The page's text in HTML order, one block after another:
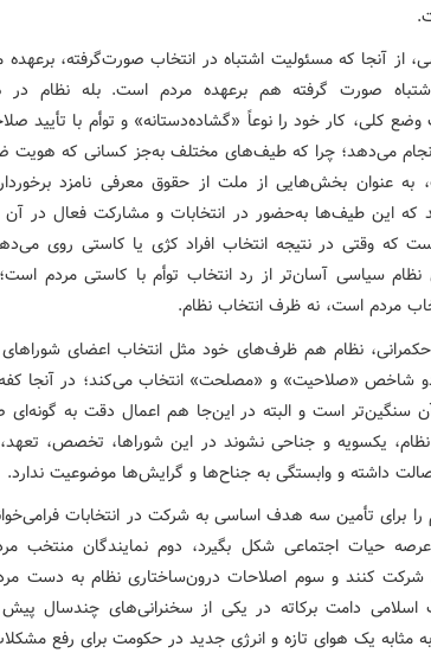
از آنجا که مسئولیت اشتباه در انتخاب صورت‌گرفته، برعهده
صورت گرفته هم برعهده مردم است. بله نظام در
کلی، کار خود را نوعاً «گشاده‌دستانه» و توأم با تأیید
می‌دهد؛ چرا که طیف‌های مختلف به‌جز کسانی که هویت
به عنوان بخش‌هایی از ملت از حقوق معرفی نامزد
که این طیف‌ها به‌حضور در انتخابات و مشارکت فعال در
که وقتی در نتیجه انتخاب افراد کژی یا کاستی روی
نظام سیاسی آسان‌تر از رد انتخاب توأم با کاستی مردم
مردم است، نه ظرف انتخاب نظام.
نظام هم ظرف‌های خود مثل انتخاب اعضای شوراهای
دو شاخص «صلاحیت» و «مصلحت» انتخاب می‌کند؛ در آنجا
سنگین‌تر است و البته در این‌جا هم اعمال دقت به
یکسویه و جناحی نشوند در این شوراها، تخصص،
داشته و وابستگی به جناح‌ها و گرایش‌ها موضوعیت ندارد.
برای تأمین سه هدف اساسی به شرکت در انتخابات
حیات اجتماعی شکل بگیرد، دوم نمایندگان منتخب
شرکت کنند و سوم اصلاحات درون‌ساختاری نظام به دست
اسلامی دامت برکاته در یکی از سخنرانی‌های چندسال
مثابه یک هوای تازه و انرژی جدید در حکومت برای رفع